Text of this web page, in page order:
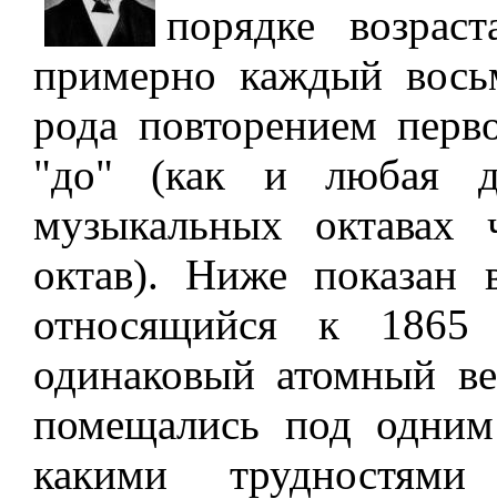
порядке
примерно каждый
рода повторением
"до" (как и любая
музыкальных
октав). Ниже показан
относящийся к
одинаковый атомный
помещались под
какими